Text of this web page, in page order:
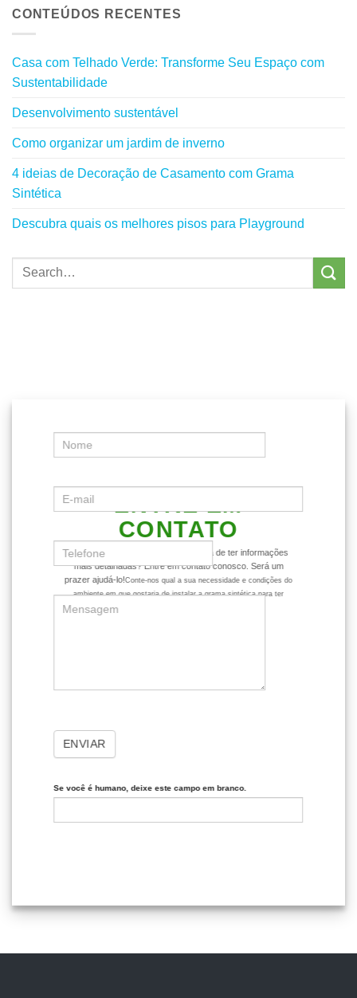
CONTEÚDOS RECENTES
Casa com Telhado Verde: Transforme Seu Espaço com
Sustentabilidade
Desenvolvimento sustentável
Como organizar um jardim de inverno
4 ideias de Decoração de Casamento com Grama
Sintética
Descubra quais os melhores pisos para Playground
ENTRE EM
CONTATO
Ficou com alguma dúvida ou gostaria de ter informações
mais detalhadas? Entre em contato conosco. Será um
prazer ajudá-lo!Conte-nos qual a sua necessidade e condições do
ambiente em que gostaria de instalar a grama sintética para ter
dicas mais assertivas sobre o produto.
ENVIAR
Se você é humano, deixe este campo em branco.